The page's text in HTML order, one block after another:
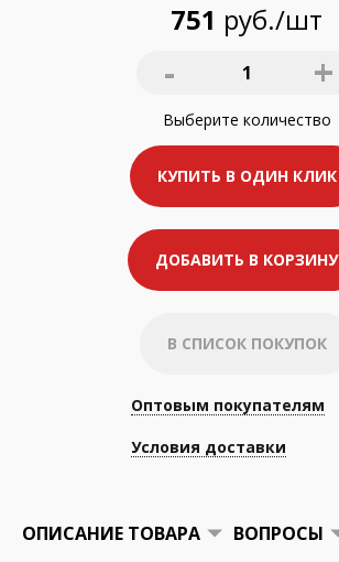
751 руб./шт
- 1 +
Выберите количество
КУПИТЬ В ОДИН КЛИК
ДОБАВИТЬ В КОРЗИНУ
В СПИСОК ПОКУПОК
Оптовым покупателям
Условия доставки
ОПИСАНИЕ ТОВАРА ВОПРОСЫ